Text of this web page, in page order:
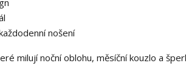
nošení
milují noční oblohu, měsíční kouzlo a